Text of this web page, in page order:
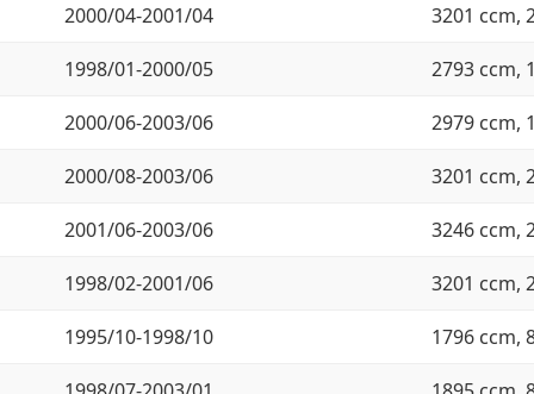
2000/04-2001/04 3201 ccm,
1998/01-2000/05 2793 ccm,
2000/06-2003/06 2979 ccm,
2000/08-2003/06 3201 ccm,
2001/06-2003/06 3246 ccm,
1998/02-2001/06 3201 ccm,
1995/10-1998/10 1796 ccm,